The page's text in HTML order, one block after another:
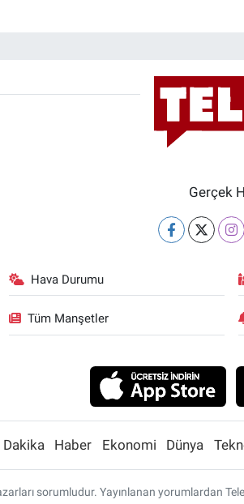
Gerçek
Hava Durumu
Tüm Manşetler
Dakika Haber Ekonomi Dünya
sorumludur. Yayınlanan yorumlardan